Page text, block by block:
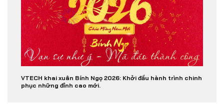
VTECH khai xuân Bính Ngọ 2026: Khởi đầu hành trình chinh
phục những đỉnh cao mới.